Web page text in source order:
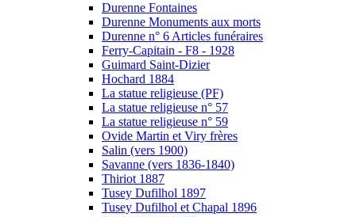
Durenne Fontaines
Durenne Monuments aux morts
Durenne n° 6 Articles funéraires
Ferry-Capitain - F8 - 1928
Guimard Saint-Dizier
Hochard 1884
La statue religieuse (PF)
La statue religieuse n° 57
La statue religieuse n° 59
Ovide Martin et Viry frères
Salin (vers 1900)
Savanne (vers 1836-1840)
Thiriot 1887
Tusey Dufilhol 1897
Tusey Dufilhol et Chapal 1896